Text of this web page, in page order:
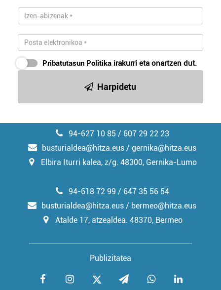
Pribatutasun Politika irakurri eta onartzen dut.
Harpidetu
94-627 10 85 / 607 29 22 23
busturialdea@hitza.eus / gernika@hitza.eus
Elbira Iturri kalea, z/g. 48300, Gernika-Lumo
Publizitatea
94-618 72 99 / 647 35 56 54
busturialdea@hitza.eus / bermeo@hitza.eus
Atalde 17, atzealdea. 48370, Bermeo